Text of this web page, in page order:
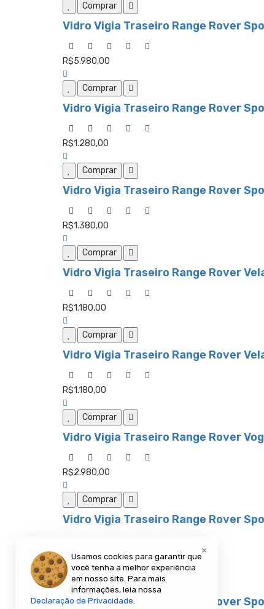
Comprar
Vidro Vigia Traseiro Range Rover
R$5.980,00
Comprar
Vidro Vigia Traseiro Range Rover
R$1.280,00
Comprar
Vidro Vigia Traseiro Range Rover
R$1.380,00
Comprar
Vidro Vigia Traseiro Range Rover
R$1.180,00
Comprar
Vidro Vigia Traseiro Range Rover
R$1.180,00
Comprar
Vidro Vigia Traseiro Range Rover
R$2.980,00
Comprar
Vidro Vigia Traseiro Range Rover
R$2.980,00
Comprar
Vidro Vigia Traseiro Range Rover
Usamos cookies para garantir que
você tenha a melhor experiência
em nosso site. Para mais
informações, leia nossa
Declaração de Privacidade.
×